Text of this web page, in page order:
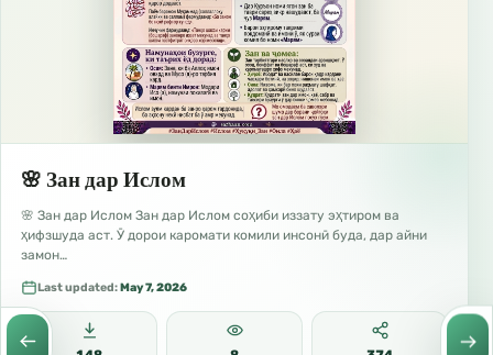
🌸 Зан дар Ислом
🌸 Зан дар Ислом Зан дар Ислом соҳиби иззату эҳтиром ва
ҳифзшуда аст. Ӯ дорои каромати комили инсонӣ буда, дар айни
замон…
Last updated:May 7, 2026